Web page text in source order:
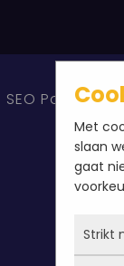
SEO Pakketten
Met
slaan
gaat
Strikt